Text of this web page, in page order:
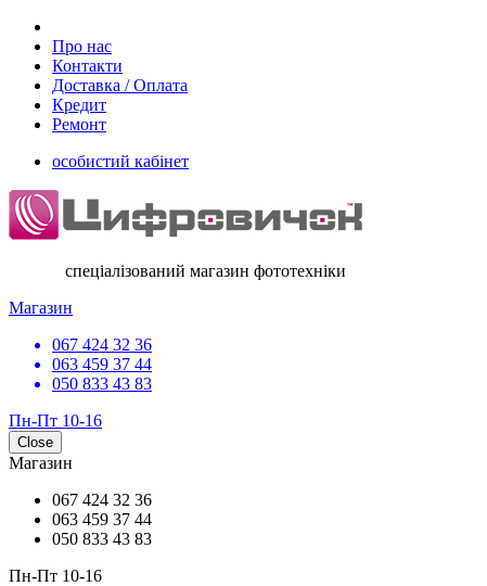
Про нас
Контакти
Доставка / Оплата
Кредит
Ремонт
особистий кабінет
спеціалізований магазин фототехніки
Магазин
067 424 32 36
063 459 37 44
050 833 43 83
Пн-Пт 10-16
Close
Магазин
067 424 32 36
063 459 37 44
050 833 43 83
Пн-Пт 10-16